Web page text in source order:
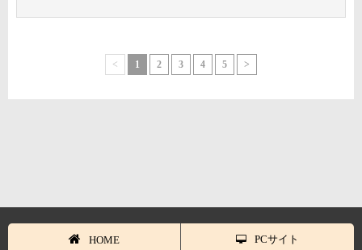
< 1 2 3 4 5 >
HOME PCサイト